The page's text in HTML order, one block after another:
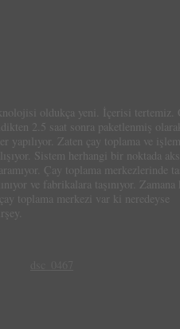
oldukça yeni. İçerisi tertemiz.
2.5 saat sonra paketlenmiş
Zaten çay toplama ve
Sistem herhangi bir noktada
Çay toplama merkezlerinde
ve fabrikalara taşınıyor. Zamana
toplama merkezi var ki neredeyse